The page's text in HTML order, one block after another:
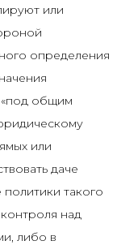
или
определения
«под общим
или
даче
такого
над
либо в